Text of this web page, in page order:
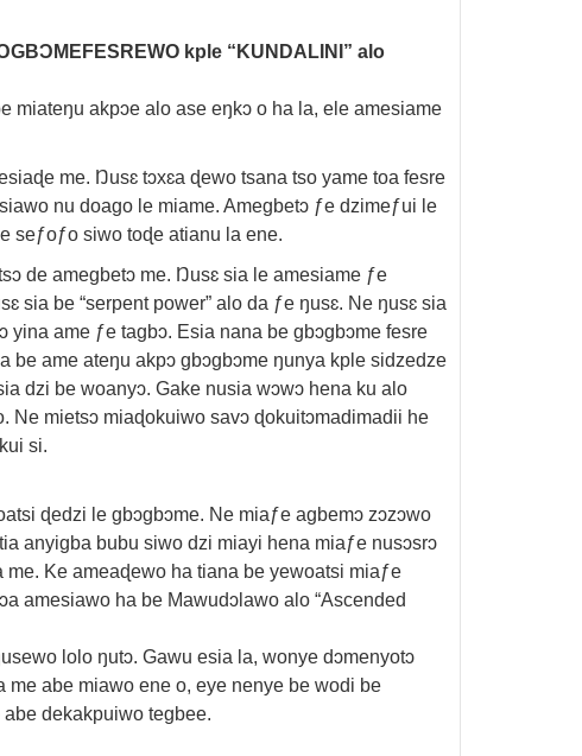
kple “KUNDALINI” alo
miateŋu akpɔe alo ase eŋkɔ o ha la, ele amesiame
me. Ŋusɛ tɔxɛa ɖewo tsana tso yame toa fesre
nu doago le miame. Amegbetɔ ƒe dzimeƒui le
seƒoƒo siwo toɖe atianu la ene.
de amegbetɔ me. Ŋusɛ sia le amesiame ƒe
sia be “serpent power” alo da ƒe ŋusɛ. Ne ŋusɛ sia
yina ame ƒe tagbɔ. Esia nana be gbɔgbɔme fesre
ame ateŋu akpɔ gbɔgbɔme ŋunya kple sidzedze
dzi be woanyɔ. Gake nusia wɔwɔ hena ku alo
Ne mietsɔ miaɖokuiwo savɔ ɖokuitɔmadimadii he
si.
ɖedzi le gbɔgbɔme. Ne miaƒe agbemɔ zɔzɔwo
anyigba bubu siwo dzi miayi hena miaƒe nusɔsrɔ
Ke ameaɖewo ha tiana be yewoatsi miaƒe
amesiawo ha be Mawudɔlawo alo “Ascended
lolo ŋutɔ. Gawu esia la, wonye dɔmenyotɔ
abe miawo ene o, eye nenye be wodi be
dekakpuiwo tegbee.